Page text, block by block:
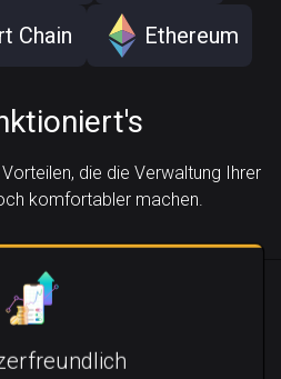
Chain Ethereum
die die Verwaltung Ihrer
komfortabler machen.